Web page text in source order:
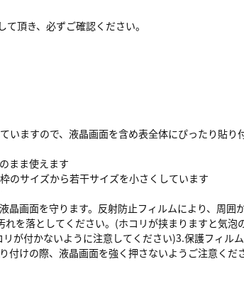
頂き、必ずご確認ください。
いますので、液晶画面を含め表全体にぴったり貼
まま使えます
のサイズから若干サイズを小さくしています
晶画面を守ります。反射防止フィルムにより、周囲
れを落としてください。(ホコリが挟まりますと気
が付かないように注意してください)3.保護フィル
付けの際、液晶画面を強く押さないようご注意くだ